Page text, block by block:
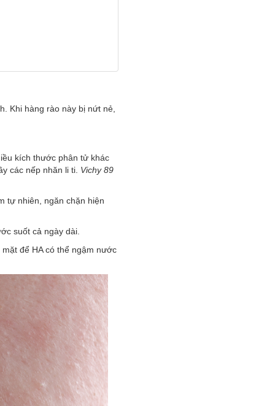
Khi hàng rào này bị nứt nẻ,
kích thước phân tử khác
các nếp nhăn li ti. Vichy 89
tự nhiên, ngăn chặn hiện
suốt cả ngày dài.
để HA có thể ngậm nước